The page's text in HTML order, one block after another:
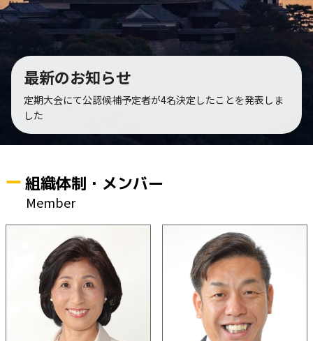
最新のお知らせ
定期大会にて公認候補予定者が4名決定したことを発表しま
した
組織体制・メンバー
Member